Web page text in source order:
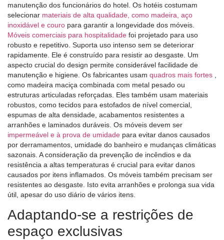
manutenção dos funcionários do hotel. Os hotéis costumam
selecionar materiais de alta qualidade, como madeira, aço
inoxidável e couro para garantir a longevidade dos móveis.
Móveis comerciais para hospitalidade foi projetado para uso
robusto e repetitivo. Suporta uso intenso sem se deteriorar
rapidamente. Ele é construído para resistir ao desgaste. Um
aspecto crucial do design permite considerável facilidade de
manutenção e higiene. Os fabricantes usam quadros mais fortes
como madeira maciça combinada com metal pesado ou
estruturas articuladas reforçadas. Eles também usam materiais
robustos, como tecidos para estofados de nível comercial,
espumas de alta densidade, acabamentos resistentes a
arranhões e laminados duráveis. Os móveis devem ser
impermeável e à prova de umidade para evitar danos causados ​​
por derramamentos, umidade do banheiro e mudanças climáticas
sazonais. A consideração da prevenção de incêndios e da
resistência a altas temperaturas é crucial para evitar danos
causados ​​por itens inflamados. Os móveis também precisam ser
resistentes ao desgaste. Isto evita arranhões e prolonga sua vida
útil, apesar do uso diário de vários itens.
Adaptando-se a restrições de
espaço exclusivas